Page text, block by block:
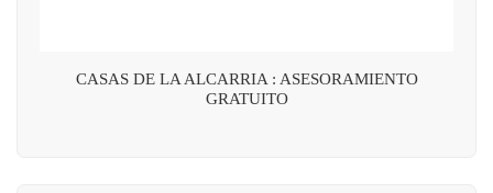
CASAS DE LA ALCARRIA : ASESORAMIENTO
GRATUITO